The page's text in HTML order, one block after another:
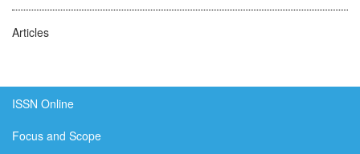
Articles
ISSN Online
Focus and Scope